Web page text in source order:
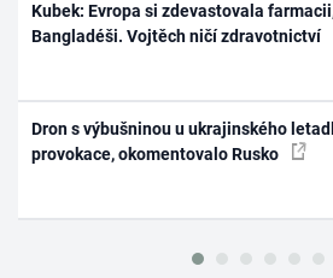
Kubek: Evropa si zdevastovala
Bangladéši. Vojtěch ničí zdravotnictví
Dron s výbušninou u ukrajinského
provokace, okomentovalo Rusko